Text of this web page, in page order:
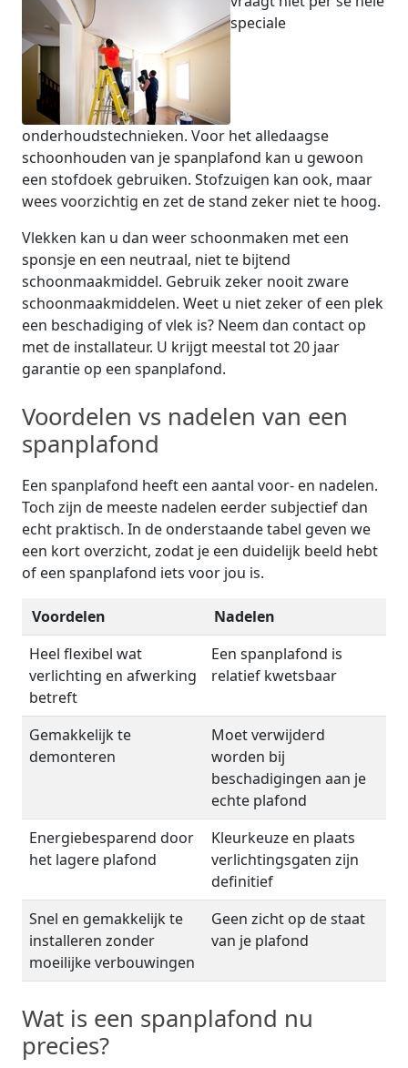
speciale
onderhoudstechnieken. Voor het alledaagse
schoonhouden van je spanplafond kan u gewoon
een stofdoek gebruiken. Stofzuigen kan ook, maar
wees voorzichtig en zet de stand zeker niet te hoog.
Vlekken kan u dan weer schoonmaken met een
sponsje en een neutraal, niet te bijtend
schoonmaakmiddel. Gebruik zeker nooit zware
schoonmaakmiddelen. Weet u niet zeker of een plek
een beschadiging of vlek is? Neem dan contact op
met de installateur. U krijgt meestal tot 20 jaar
garantie op een spanplafond.
Voordelen vs nadelen van een
spanplafond
Een spanplafond heeft een aantal voor- en nadelen.
Toch zijn de meeste nadelen eerder subjectief dan
echt praktisch. In de onderstaande tabel geven we
een kort overzicht, zodat je een duidelijk beeld hebt
of een spanplafond iets voor jou is.
Voordelen
Nadelen
Heel flexibel wat
verlichting en afwerking
betreft
Een spanplafond is
relatief kwetsbaar
Gemakkelijk te
demonteren
Moet verwijderd
worden bij
beschadigingen aan je
echte plafond
Energiebesparend door
het lagere plafond
Kleurkeuze en plaats
verlichtingsgaten zijn
definitief
Snel en gemakkelijk te
installeren zonder
moeilijke verbouwingen
Geen zicht op de staat
van je plafond
Wat is een spanplafond nu
precies?